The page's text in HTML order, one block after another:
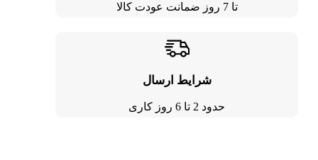
تا 7 روز ضمانت عودت کالا
شرایط ارسال
حدود 2 تا 6 روز کاری